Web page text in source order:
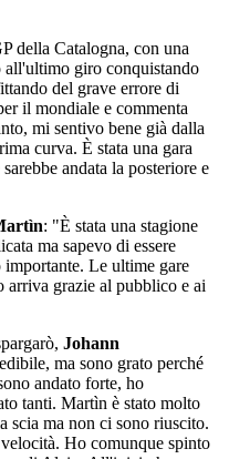
della Catalogna, con una
all'ultimo giro conquistando
del grave errore di
il mondiale e commenta
mi sentivo bene già dalla
curva. È stata una gara
andata la posteriore e
: "È stata una stagione
ma sapevo di essere
Le ultime gare
arriva grazie al pubblico e ai
Johann
ma sono grato perché
andato forte, ho
tanti. Martìn è stato molto
scia ma non ci sono riuscito.
Ho comunque spinto